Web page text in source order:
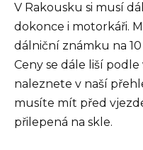
V Rakousku si musí
dokonce i motorkáři.
dálniční známku na
Ceny se dále liší
naleznete v naší
musíte mít před
přilepená na skle.